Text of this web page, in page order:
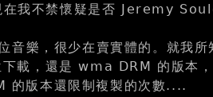
我不禁懷疑是否 Jeremy
音樂，很少在賣實體的。就我所
載，還是 wma DRM 的版本，
的版本還限制複製的次數....